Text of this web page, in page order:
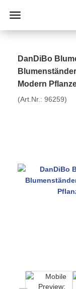
DanDiBo
Modern
(Art.Nr.: 96259)